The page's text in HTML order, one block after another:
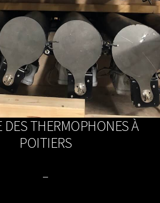
DES THERMOPHONES À
POITIERS